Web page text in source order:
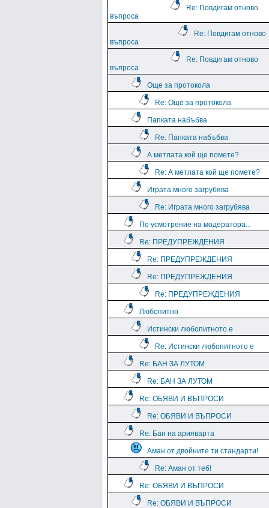
Re: Повдигам отново
въпроса
Re: Повдигам отново
въпроса
Re: Повдигам отново
въпроса
Още за протокола
Re: Още за протокола
Папката набъбва
Re: Папката набъбва
А метлата кой ще помете?
Re: А метлата кой ще помете?
Играта много загрубява
Re: Играта много загрубява
По усмотрение на модератора...
Re: ПРЕДУПРЕЖДЕНИЯ
Re: ПРЕДУПРЕЖДЕНИЯ
Re: ПРЕДУПРЕЖДЕНИЯ
Re: ПРЕДУПРЕЖДЕНИЯ
Любопитно
Истински любопитното е
Re: Истински любопитното е
Re: БАН ЗА ЛУТОМ
Re: БАН ЗА ЛУТОМ
Re: ОБЯВИ И ВЪПРОСИ
Re: ОБЯВИ И ВЪПРОСИ
Re: Бан на арияварта
Аман от двойните ти стандарти!
Re: Аман от теб!
Re: ОБЯВИ И ВЪПРОСИ
Re: ОБЯВИ И ВЪПРОСИ